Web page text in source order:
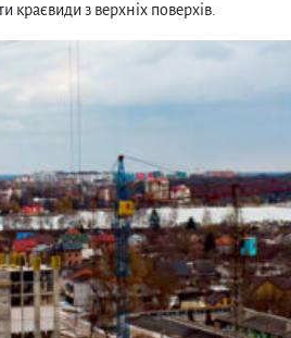
краєвиди з верхніх поверхів.